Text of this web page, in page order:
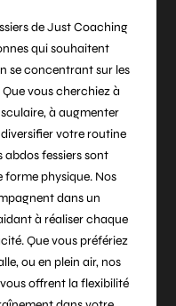
de Just Coaching
qui souhaitent
se concentrant sur les
Que vous cherchiez à
à augmenter
votre routine
fessiers sont
forme physique. Nos
dans un
à réaliser chaque
Que vous préfériez
ou en plein air, nos
offrent la flexibilité